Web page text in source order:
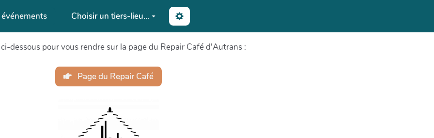
Choisir un tiers-lieu...
dessous pour vous rendre sur la page du Repair Café d'Autrans :
Page du Repair Café